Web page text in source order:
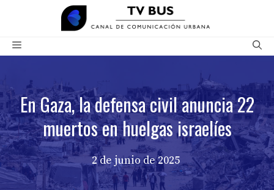
contenido
Menú
En Gaza, la defensa civil anuncia 22
muertos en huelgas israelíes
2 de junio de 2025